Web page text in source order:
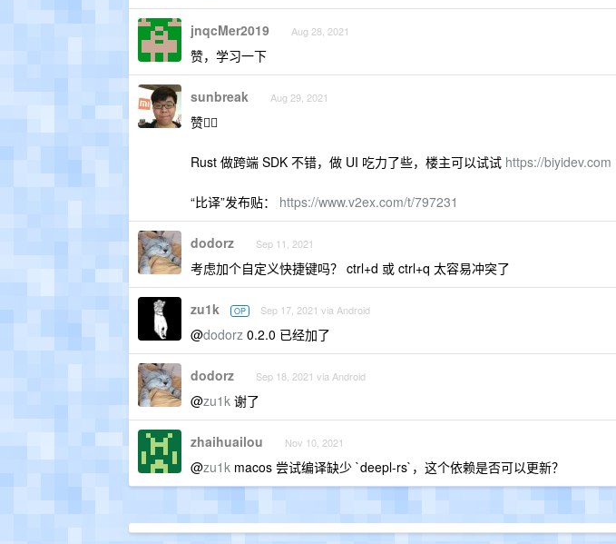
jnqcMer2019 Aug 28, 2021
赞，学习一下
sunbreak Aug 29, 2021
赞👍🏻
Rust 做跨端 SDK 不错，做 UI 吃力了些，楼主可以试试 https://biyidev.com
“比译”发布贴： https://www.v2ex.com/t/797231
dodorz Sep 11, 2021
考虑加个自定义快捷键吗？ ctrl+d 或 ctrl+q 太容易冲突了
zu1k OP Sep 17, 2021 via Android
@dodorz 0.2.0 已经加了
dodorz Sep 18, 2021 via Android
@zu1k 谢了
zhaihuailou Nov 10, 2021
@zu1k macos 尝试编译缺少 `deepl-rs`，这个依赖是否可以更新？